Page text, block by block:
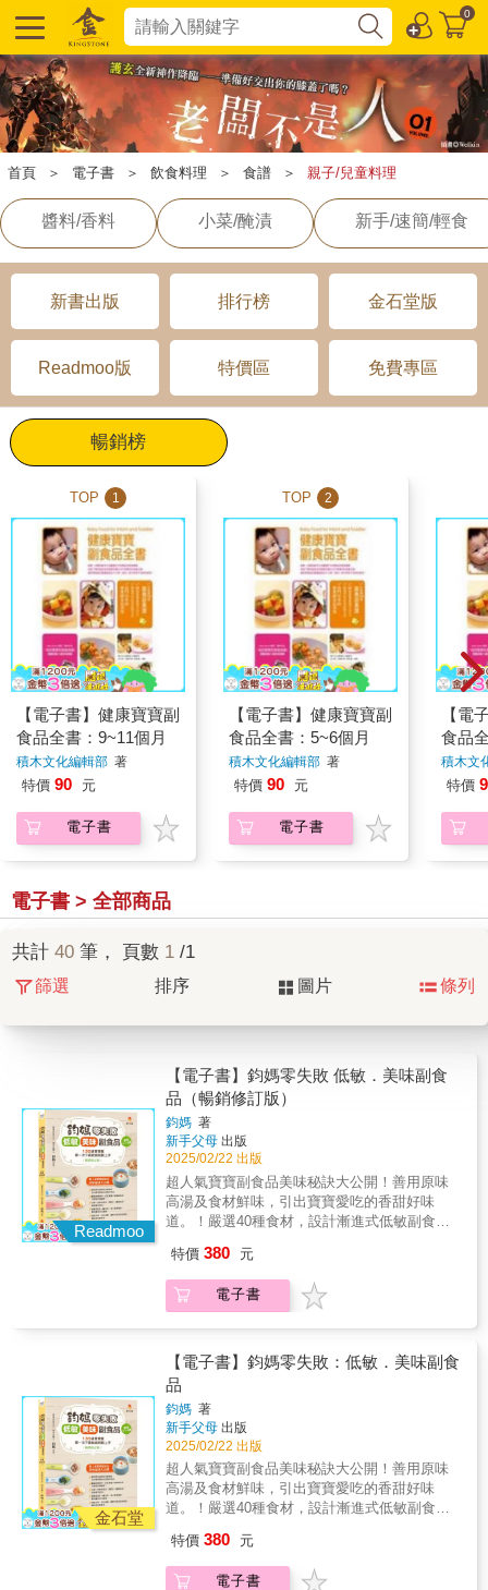
0
首頁 ＞ 電子書 ＞ 飲食料理 ＞ 食譜 ＞ 親子/兒童料理
醬料/香料 小菜/醃漬 新手/速簡/輕食
新書出版 排行榜 金石堂版
Readmoo版 特價區 免費專區
暢銷榜
TOP 1
【電子書】健康寶寶副
食品全書：9~11個月
積木文化編輯部 著
特價 90 元
電子書
TOP 2
【電子書】健康寶寶副
食品全書：5~6個月
積木文化編輯部 著
特價 90 元
電子書
【電
食品
積木文
特價
電子書 > 全部商品
共計 40 筆， 頁數 1 /1
篩選 排序 圖片 條列
Readmoo
【電子書】鈞媽零失敗 低敏．美味副食
品（暢銷修訂版）
鈞媽 著
新手父母 出版
2025/02/22 出版
超人氣寶寶副食品美味秘訣大公開！善用原味
高湯及食材鮮味，引出寶寶愛吃的香甜好味
道。！嚴選40種食材，設計漸進式低敏副食
調配3～5道副食品，妥善運用食材。！每餐搭
配3～5種食材，每天更換種類，幫助攝取多元
營養。！搭配月齡．母乳哺餵．睡眠作息設計
好吃的技巧】．技巧1：烹煮完後快速降溫煮完
後，將副食品放在寬鍋或淺盤中，吹電風扇、
冷氣或水中放冰塊隔水快速降溫，以保留養
分。．技巧2：挑選甜度高的食材食物冷凍後，
甜度會大幅下降，可在冷凍副食品加熱後可再
添加現打水果泥，以增加甜度，如香蕉、蘋
果。．技巧3：用食物夾鏈袋或真空封裝冷凍前
可在分裝盒外加一層食物夾鏈袋，或以家用食
品真空包裝機，將食物真空後再冷凍，以保持
水分。．技巧4：用高湯取代水用高湯取代水，
菜等，加水煮熟，再連同蔬菜水一起打成泥。
特價 380 元
電子書
金石堂
【電子書】鈞媽零失敗：低敏．美味副食
品
鈞媽 著
新手父母 出版
2025/02/22 出版
超人氣寶寶副食品美味秘訣大公開！善用原味
高湯及食材鮮味，引出寶寶愛吃的香甜好味
道。！嚴選40種食材，設計漸進式低敏副食
調配3～5道副食品，妥善運用食材。！每餐搭
配3～5種食材，每天更換種類，幫助攝取多元
營養。！搭配月齡．母乳哺餵．睡眠作息設計
特價 380 元
電子書